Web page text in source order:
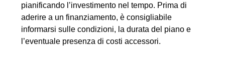
pianificando l’investimento nel tempo. Prima di
aderire a un finanziamento, è consigliabile
informarsi sulle condizioni, la durata del piano e
l’eventuale presenza di costi accessori.